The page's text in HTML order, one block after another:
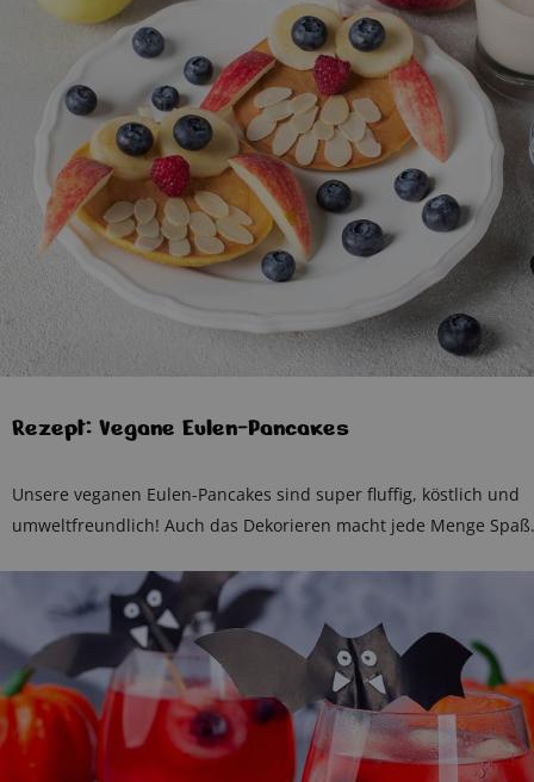
Rezept: Vegane Eulen-Pancakes
Unsere veganen Eulen-Pancakes sind super fluffig, köstlich und
umweltfreundlich! Auch das Dekorieren macht jede Menge Spaß.